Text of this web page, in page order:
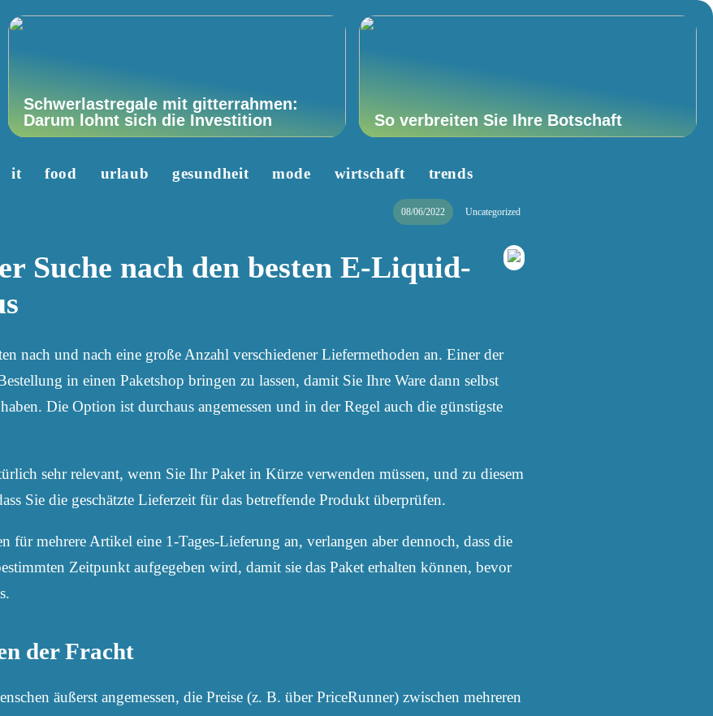
Schwerlastregale mit gitterrahmen:
Darum lohnt sich die Investition
So verbreiten Sie Ihre Botschaft
it food urlaub gesundheit mode wirtschaft trends
08/06/2022 Uncategorized
Suche nach den besten E-Liquid-
nach und nach eine große Anzahl verschiedener Liefermethoden an. Einer der
in einen Paketshop bringen zu lassen, damit Sie Ihre Ware dann selbst
Die Option ist durchaus angemessen und in der Regel auch die günstigste
sehr relevant, wenn Sie Ihr Paket in Kürze verwenden müssen, und zu diesem
Sie die geschätzte Lieferzeit für das betreffende Produkt überprüfen.
für mehrere Artikel eine 1-Tages-Lieferung an, verlangen aber dennoch, dass die
Zeitpunkt aufgegeben wird, damit sie das Paket erhalten können, bevor
der Fracht
äußerst angemessen, die Preise (z. B. über PriceRunner) zwischen mehreren